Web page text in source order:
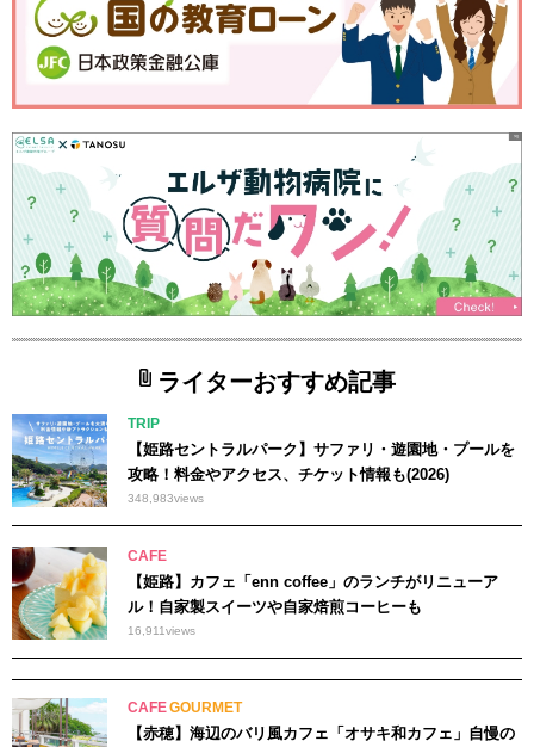
ライターおすすめ記事
TRIP
【姫路セントラルパーク】サファリ・遊園地・プールを
攻略！料金やアクセス、チケット情報も(2026)
348,983views
CAFE
【姫路】カフェ「enn coffee」のランチがリニューア
ル！自家製スイーツや自家焙煎コーヒーも
16,911views
CAFEGOURMET
【赤穂】海辺のバリ風カフェ「オサキ和カフェ」自慢の